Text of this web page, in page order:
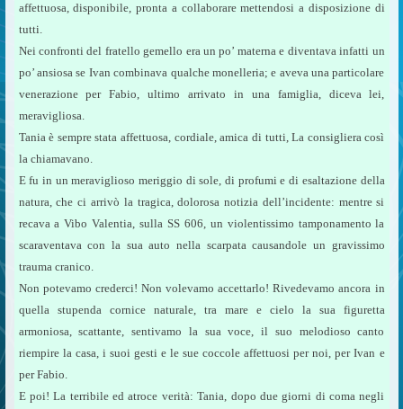
affettuosa, disponibile, pronta a collaborare mettendosi a disposizione di
tutti.
Nei confronti del fratello gemello era un po’ materna e diventava infatti un
po’ ansiosa se Ivan combinava qualche monelleria; e aveva una particolare
venerazione per Fabio, ultimo arrivato in una famiglia, diceva lei,
meravigliosa.
Tania è sempre stata affettuosa, cordiale, amica di tutti, La consigliera così
la chiamavano.
E fu in un meraviglioso meriggio di sole, di profumi e di esaltazione della
natura, che ci arrivò la tragica, dolorosa notizia dell’incidente: mentre si
recava a Vibo Valentia, sulla SS 606, un violentissimo tamponamento la
scaraventava con la sua auto nella scarpata causandole un gravissimo
trauma cranico.
Non potevamo crederci! Non volevamo accettarlo! Rivedevamo ancora in
quella stupenda cornice naturale, tra mare e cielo la sua figuretta
armoniosa, scattante, sentivamo la sua voce, il suo melodioso canto
riempire la casa, i suoi gesti e le sue coccole affettuosi per noi, per Ivan e
per Fabio.
E poi! La terribile ed atroce verità: Tania, dopo due giorni di coma negli